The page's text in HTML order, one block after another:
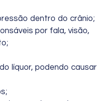
dentro do crânio;
por fala, visão,
líquor, podendo causar